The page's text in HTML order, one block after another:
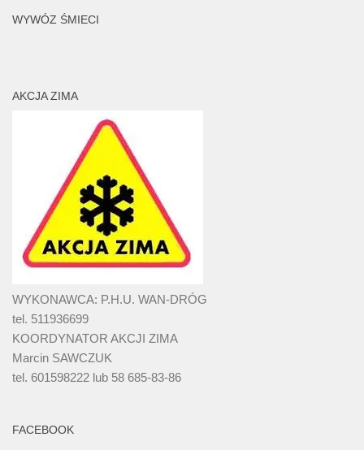
WYWÓZ ŚMIECI
AKCJA ZIMA
WYKONAWCA: P.H.U. WAN-DRÓG
tel. 511936699
KOORDYNATOR AKCJI ZIMA
Marcin SAWCZUK
tel. 601598222 lub 58 685-83-86
FACEBOOK